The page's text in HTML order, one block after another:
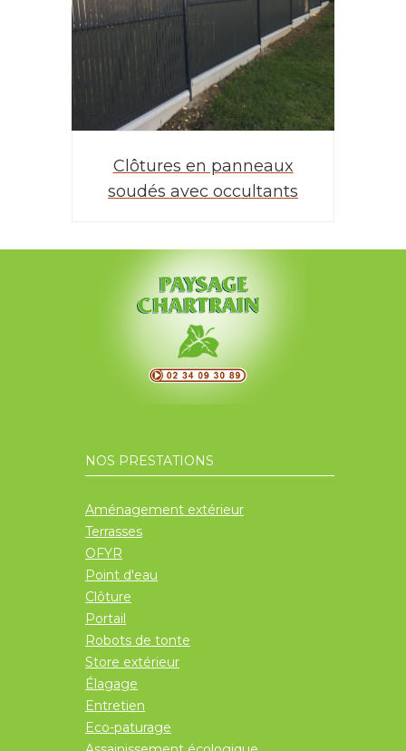
Clôtures en panneaux
soudés avec occultants
NOS PRESTATIONS
Aménagement extérieur
Terrasses
OFYR
Point d'eau
Clôture
Portail
Robots de tonte
Store extérieur
Élagage
Entretien
Eco-paturage